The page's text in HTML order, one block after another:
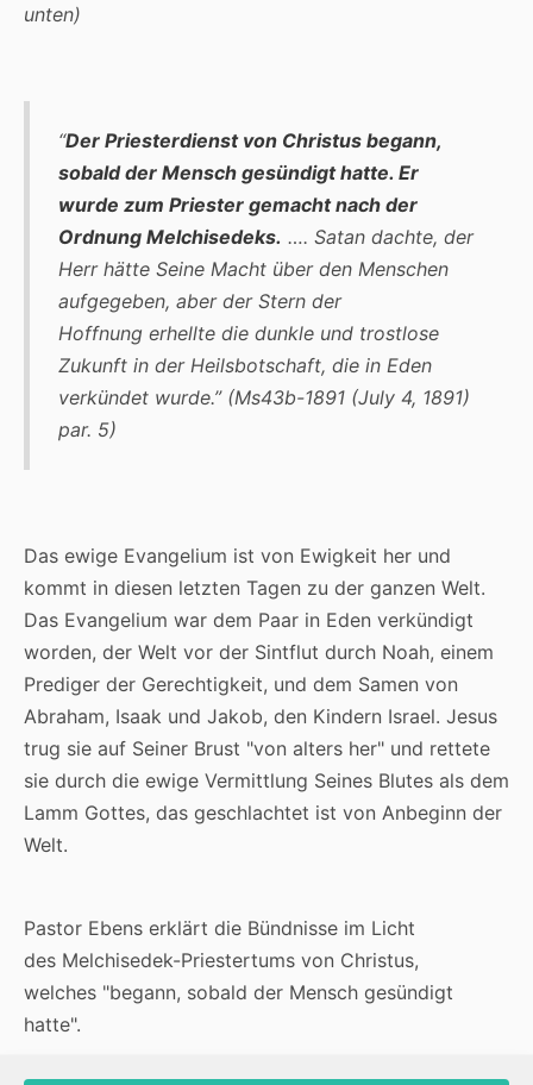
unten)
“Der Priesterdienst von Christus begann,
sobald der Mensch gesündigt hatte. Er
wurde zum Priester gemacht nach der
Ordnung Melchisedeks. …. Satan dachte, der
Herr hätte Seine Macht über den Menschen
aufgegeben, aber der Stern der
Hoffnung erhellte die dunkle und trostlose
Zukunft in der Heilsbotschaft, die in Eden
verkündet wurde.” (Ms43b-1891 (July 4, 1891)
par. 5)
Das ewige Evangelium ist von Ewigkeit her und
kommt in diesen letzten Tagen zu der ganzen Welt.
Das Evangelium war dem Paar in Eden verkündigt
worden, der Welt vor der Sintflut durch Noah, einem
Prediger der Gerechtigkeit, und dem Samen von
Abraham, Isaak und Jakob, den Kindern Israel. Jesus
trug sie auf Seiner Brust "von alters her" und rettete
sie durch die ewige Vermittlung Seines Blutes als dem
Lamm Gottes, das geschlachtet ist von Anbeginn der
Welt.
Pastor Ebens erklärt die Bündnisse im Licht
des Melchisedek-Priestertums von Christus,
welches "begann, sobald der Mensch gesündigt
hatte".